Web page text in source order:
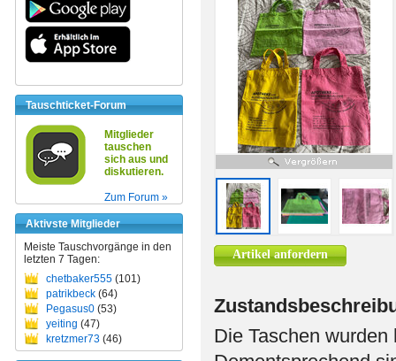
Tauschticket-Forum
Mitglieder
tauschen
sich aus und
diskutieren.
Zum Forum »
Aktivste Mitglieder
Meiste Tauschvorgänge in den
letzten 7 Tagen:
chetbaker555 (101)
patrikbeck (64)
Pegasus0 (53)
yeiting (47)
kretzmer73 (46)
Artikel anfordern
Die Taschen